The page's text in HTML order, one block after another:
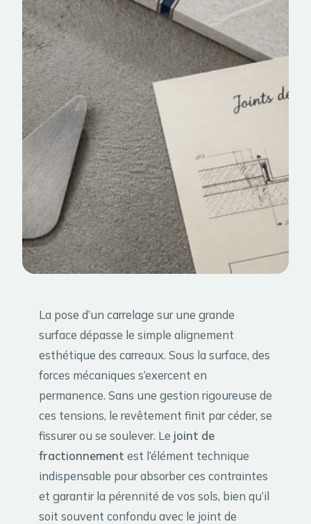
La pose d’un carrelage sur une grande
surface dépasse le simple alignement
esthétique des carreaux. Sous la surface, des
forces mécaniques s’exercent en
permanence. Sans une gestion rigoureuse de
ces tensions, le revêtement finit par céder, se
fissurer ou se soulever. Le joint de
fractionnement est l’élément technique
indispensable pour absorber ces contraintes
et garantir la pérennité de vos sols, bien qu’il
soit souvent confondu avec le joint de